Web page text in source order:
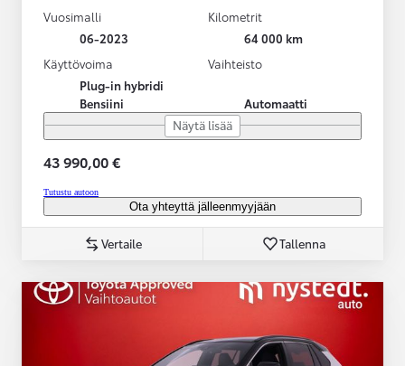
Vuosimalli
06-2023
Kilometrit
64 000 km
Käyttövoima
Plug-in hybridi
Bensiini
Vaihteisto
Automaatti
Näytä lisää
43 990,00 €
Tutustu autoon
Ota yhteyttä jälleenmyyjään
Vertaile Tallenna